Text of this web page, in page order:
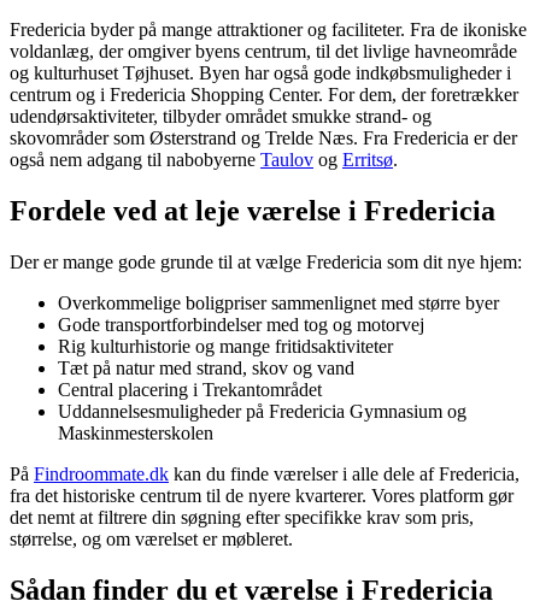
Fredericia byder på mange attraktioner og faciliteter. Fra de ikoniske
voldanlæg, der omgiver byens centrum, til det livlige havneområde
og kulturhuset Tøjhuset. Byen har også gode indkøbsmuligheder i
centrum og i Fredericia Shopping Center. For dem, der foretrækker
udendørsaktiviteter, tilbyder området smukke strand- og
skovområder som Østerstrand og Trelde Næs. Fra Fredericia er der
også nem adgang til nabobyerne Taulov og Erritsø.
Fordele ved at leje værelse i Fredericia
Der er mange gode grunde til at vælge Fredericia som dit nye hjem:
Overkommelige boligpriser sammenlignet med større byer
Gode transportforbindelser med tog og motorvej
Rig kulturhistorie og mange fritidsaktiviteter
Tæt på natur med strand, skov og vand
Central placering i Trekantområdet
Uddannelsesmuligheder på Fredericia Gymnasium og
Maskinmesterskolen
På Findroommate.dk kan du finde værelser i alle dele af Fredericia,
fra det historiske centrum til de nyere kvarterer. Vores platform gør
det nemt at filtrere din søgning efter specifikke krav som pris,
størrelse, og om værelset er møbleret.
Sådan finder du et værelse i Fredericia